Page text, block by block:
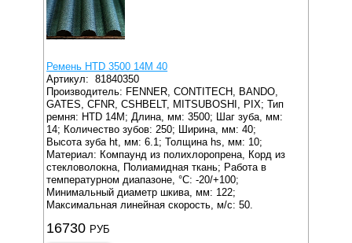
Ремень HTD 3500 14M 40
Артикул:81840350
Производитель: FENNER, CONTITECH, BANDO,
GATES, CFNR, CSHBELT, MITSUBOSHI, PIX; Тип
ремня: HTD 14M; Длина, мм: 3500; Шаг зуба, мм:
14; Количество зубов: 250; Ширина, мм: 40;
Высота зуба ht, мм: 6.1; Толщина hs, мм: 10;
Материал: Компаунд из полихлоропрена, Корд из
стекловолокна, Полиамидная ткань; Работа в
температурном диапазоне, °C: -20/+100;
Минимальный диаметр шкива, мм: 122;
Максимальная линейная скорость, м/с: 50.
16730 РУБ